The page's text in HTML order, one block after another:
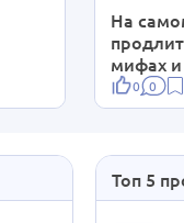
На
мифах
0 0
Топ 5